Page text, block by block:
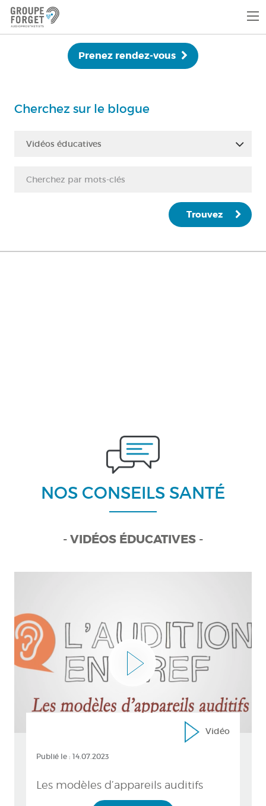
Prenez rendez-vous
Cherchez sur le blogue
Vidéos éducatives
Trouvez
NOS CONSEILS SANTÉ
- VIDÉOS ÉDUCATIVES -
Vidéo
Publié le : 14.07.2023
Les modèles d’appareils auditifs